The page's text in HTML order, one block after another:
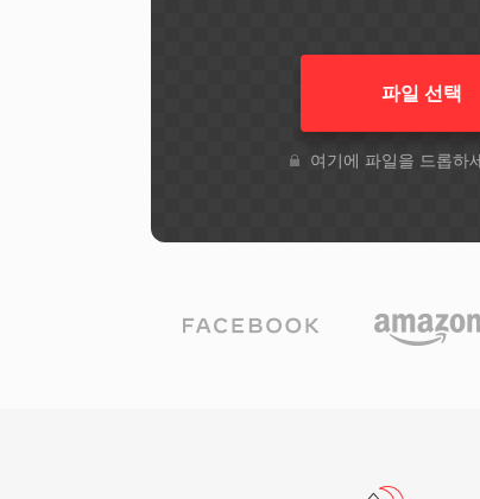
파일 선택
여기에 파일을 드롭하